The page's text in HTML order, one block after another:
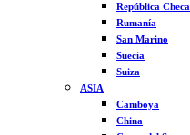
República Checa
Rumanía
San Marino
Suecia
Suiza
ASIA
Camboya
China